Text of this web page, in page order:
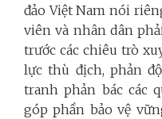
đảo Việt Nam nói
viên và nhân dân
trước các chiêu trò
lực thù địch, phản
tranh phản bác các
góp phần bảo vệ